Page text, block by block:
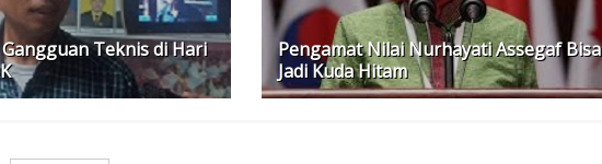
Teknis di Hari
Pengamat Nilai Nurhayati Assegaf Bisa
Jadi Kuda Hitam